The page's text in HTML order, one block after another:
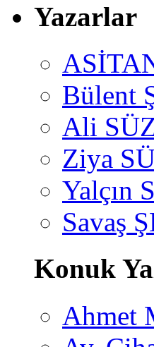
Yazarlar
Bülent
Ali
Ziya
Yalçın
Savaş
Konuk
Ahmet